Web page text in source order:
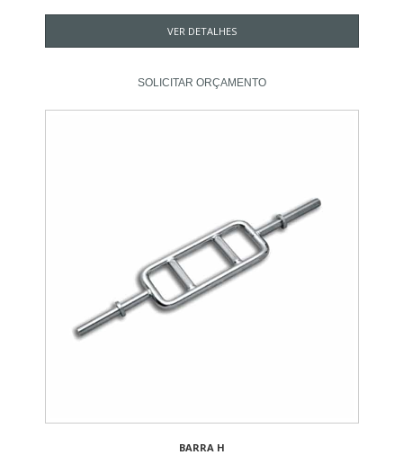
VER DETALHES
SOLICITAR ORÇAMENTO
BARRA H